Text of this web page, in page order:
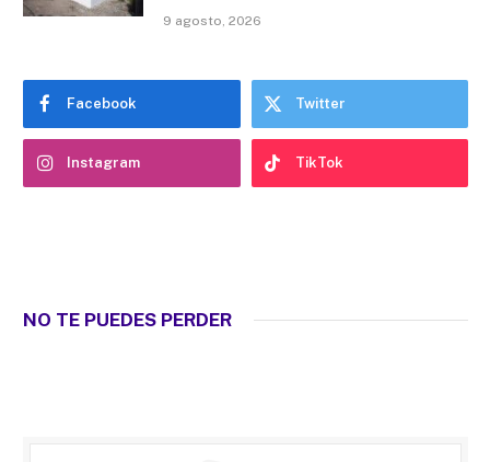
9 agosto, 2026
Facebook Twitter
Instagram TikTok
NO TE PUEDES PERDER